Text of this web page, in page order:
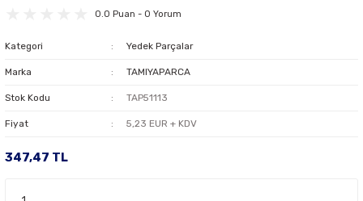
0.0 Puan - 0 Yorum
Kategori Yedek Parçalar
Marka TAMIYAPARCA
Stok Kodu TAP51113
Fiyat 5,23 EUR + KDV
347,47 TL